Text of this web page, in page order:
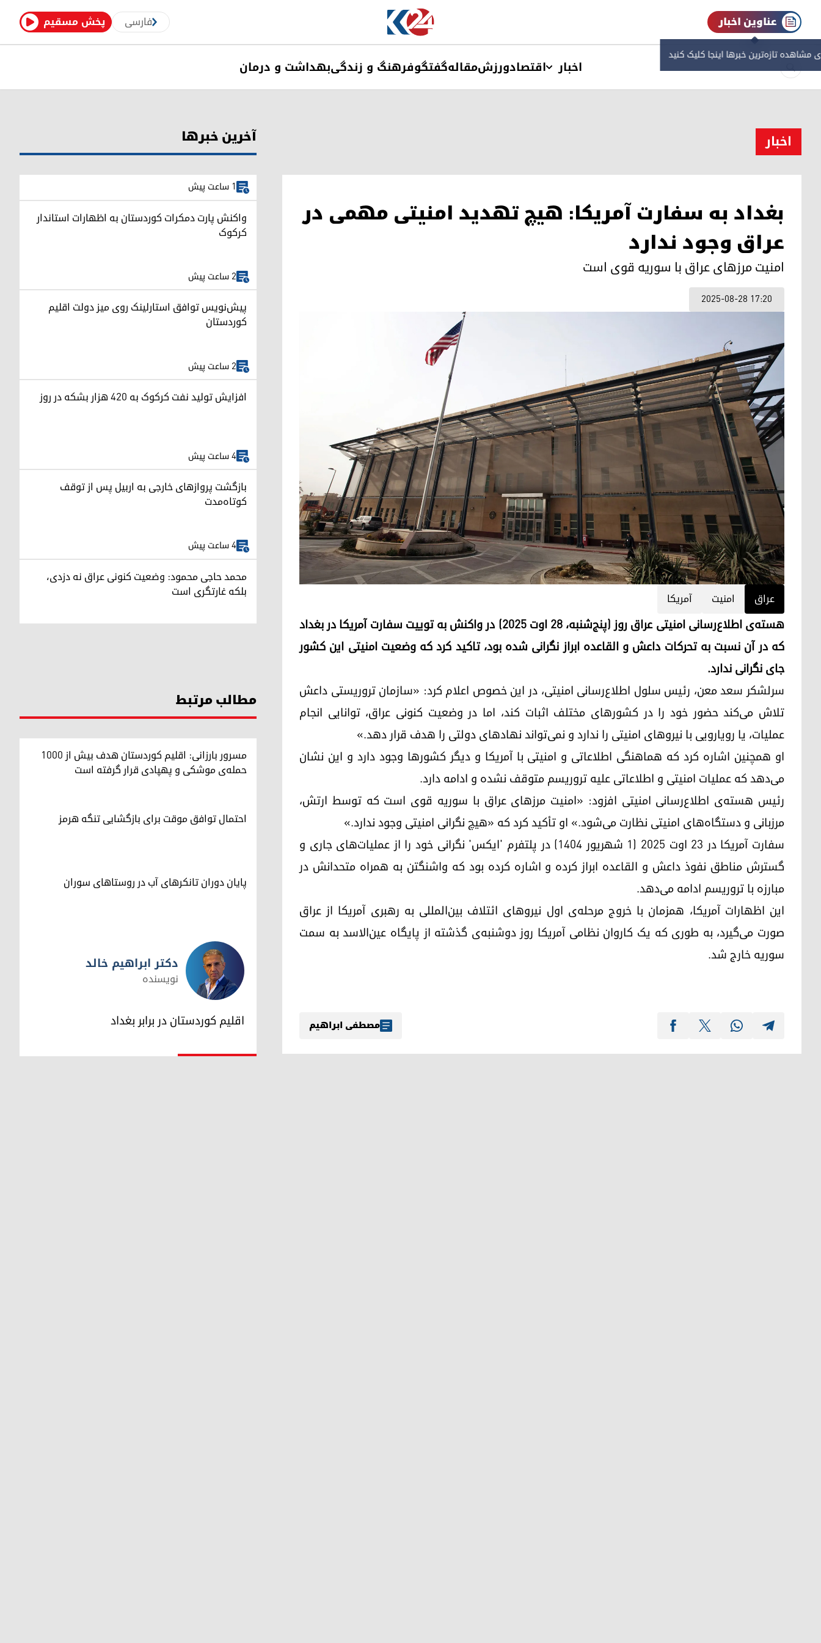
پخش مسقیم فارسی عناوین اخبار
مشاهده‌ تازه‌ترین خبرها اینجا کلیک کنید
اخبار اقتصادورزشمقالهگفتگوفرهنگ و زندگیبهداشت و درمان
اخبار
بغداد به سفارت آمریکا: هیچ تهدید امنیتی مهمی در
عراق وجود ندارد
امنیت مرز‌های عراق با سوریە قوی است
2025-08-28 17:20
عراق امنیت آمریکا
هسته‌ی اطلاع‌رسانی امنیتی عراق روز (پنج‌شنبه، ۲۸ اوت ۲۰۲۵) در واکنش به توییت سفارت آمریکا در بغداد
که در آن نسبت به تحرکات داعش و القاعده ابراز نگرانی شده بود، تاکید کرد که وضعیت امنیتی این کشور
جای نگرانی ندارد.
سرلشکر سعد معن، رئیس سلول اطلاع‌رسانی امنیتی، در این خصوص اعلام کرد: «سازمان تروریستی داعش
تلاش می‌کند حضور خود را در کشورهای مختلف اثبات کند، اما در وضعیت کنونی عراق، توانایی انجام
عملیات، یا رویارویی با نیروهای امنیتی را ندارد و نمی‌تواند نهادهای دولتی را هدف قرار دهد.»
او همچنین اشاره کرد که هماهنگی اطلاعاتی و امنیتی با آمریکا و دیگر کشورها وجود دارد و این نشان
می‌دهد که عملیات امنیتی و اطلاعاتی علیه تروریسم متوقف نشده و ادامه دارد.
رئیس هسته‌ی اطلاع‌رسانی امنیتی افزود: «امنیت مرزهای عراق با سوریه قوی است که توسط ارتش،
مرزبانی و دستگاه‌های امنیتی نظارت می‌شود.» او تأکید کرد که «هیچ نگرانی امنیتی وجود ندارد.»
سفارت آمریکا در ۲۳ اوت ۲۰۲۵ (۱ شهریور ۱۴۰۴) در پلتفرم 'ایکس' نگرانی خود را از عملیات‌های جاری و
گسترش مناطق نفوذ داعش و القاعده ابراز کرده و اشاره کرده بود که واشنگتن به همراه متحدانش در
مبارزه با تروریسم ادامه می‌دهد.
این اظهارات آمریکا، همزمان با خروج مرحله‌ی اول نیروهای ائتلاف بین‌المللی به رهبری آمریکا از عراق
صورت می‌گیرد، به طوری که یک کاروان نظامی آمریکا روز دوشنبه‌ی گذشته از پایگاه عین‌الاسد به سمت
سوریه خارج شد.
مصطفی ابراهیم
آخرین خبرها
1 ساعت پیش
واکنش پارت دمکرات کوردستان به اظهارات استاندار
کرکوک
2 ساعت پیش
پیش‌نویس توافق استارلینک روی میز دولت اقلیم
کوردستان
2 ساعت پیش
افزایش تولید نفت کرکوک به ۴۲۰ هزار بشکه در روز
4 ساعت پیش
بازگشت پروازهای خارجی به اربیل پس از توقف
کوتاه‌مدت
4 ساعت پیش
محمد حاجی محمود: وضعیت کنونی عراق نه دزدی،
بلکه غارتگری است
مطالب مرتبط
مسرور بارزانی: اقلیم کوردستان هدف بیش از ۱۰۰۰
حمله‌ی موشکی و پهپادی قرار گرفته است
احتمال توافق موقت برای بازگشایی تنگه هرمز
پایان دوران تانکرهای آب در روستاهای سوران
دکتر ابراهیم خالد
دکتر ابراهیم خالد
نویسنده
اقلیم کوردستان در برابر بغداد